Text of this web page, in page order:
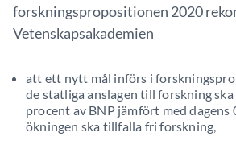
forskningspropositionen 2020
Vetenskapsakademien
att ett nytt mål införs i
de statliga anslagen till forskning
procent av BNP jämfört med
ökningen ska tillfalla fri forskning,